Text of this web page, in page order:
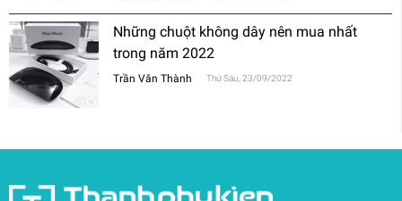
Những chuột không dây nên mua nhất
trong năm 2022
Trần Văn Thành Thứ Sáu, 23/09/2022